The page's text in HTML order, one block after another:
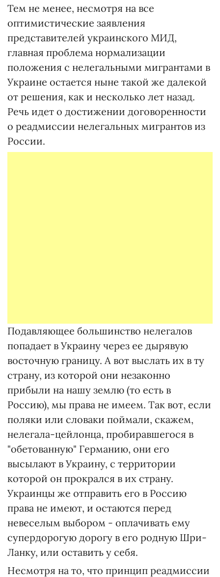
Тем не менее, несмотря на все
оптимистические заявления
представителей украинского МИД,
главная проблема нормализации
положения с нелегальными мигрантами в
Украине остается ныне такой же далекой
от решения, как и несколько лет назад.
Речь идет о достижении договоренности
о реадмиссии нелегальных мигрантов из
России.
Подавляющее большинство нелегалов
попадает в Украину через ее дырявую
восточную границу. А вот выслать их в ту
страну, из которой они незаконно
прибыли на нашу землю (то есть в
Россию), мы права не имеем. Так вот, если
поляки или словаки поймали, скажем,
нелегала-цейлонца, пробиравшегося в
"обетованную" Германию, они его
высылают в Украину, с территории
которой он прокрался в их страну.
Украинцы же отправить его в Россию
права не имеют, и остаются перед
невеселым выбором - оплачивать ему
супердорогую дорогу в его родную Шри-
Ланку, или оставить у себя.
Несмотря на то, что принцип реадмиссии